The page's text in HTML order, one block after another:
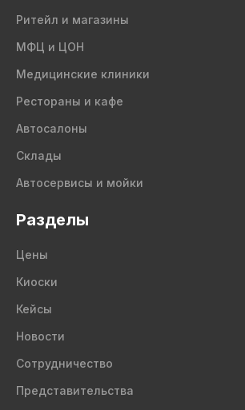
Ритейл и магазины
МФЦ и ЦОН
Медицинские клиники
Рестораны и кафе
Автосалоны
Склады
Автосервисы и мойки
Разделы
Цены
Киоски
Кейсы
Новости
Сотрудничество
Представительства